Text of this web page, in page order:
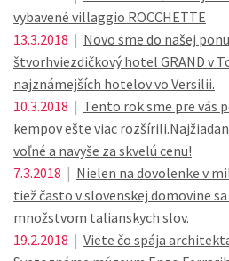
vybavené villaggio ROCCHETTE
13.3.2018 | Novo sme do našej
štvorhviezdičkový hotel GRAND v
najznámejších hotelov vo Versilii.
10.3.2018 | Tento rok sme pre vás
kempov ešte viac
voľné a navyše za skvelú cenu!
7.3.2018 | Nielen na dovolenke v
tiež často v slovenskej domovine
množstvom talianskych slov.
19.2.2018 | Viete čo spája